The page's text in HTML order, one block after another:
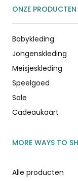
ONZE PRODUCTEN
Babykleding
Jongenskleding
Meisjeskleding
Speelgoed
Sale
Cadeaukaart
MORE WAYS TO
Alle producten